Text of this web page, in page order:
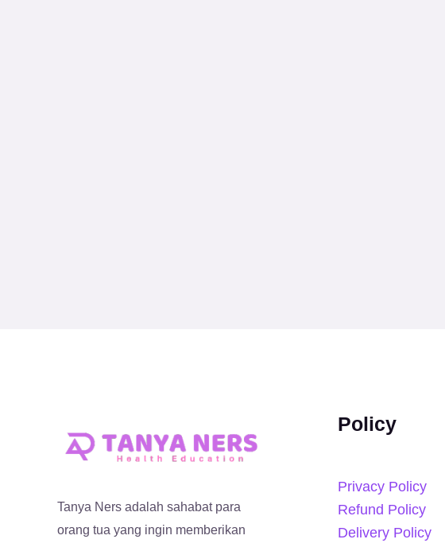
Tanya Ners adalah sahabat para
orang tua yang ingin memberikan
Policy
Privacy Policy
Refund Policy
Delivery Policy